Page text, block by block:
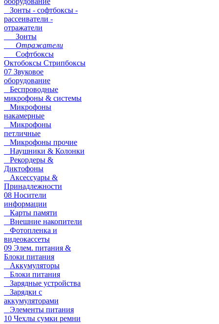
Зонты - софтбоксы -
рассеиватели -
отражатели
Зонты
Отражатели
Софтбоксы
Октобоксы Стрипбоксы
07 Звуковое
оборудование
Беспроводные
микрофоны & системы
Микрофоны
накамерные
Микрофоны
петличные
Микрофоны прочие
Наушники & Колонки
Рекордеры &
Диктофоны
Аксессуары &
Принадлежности
08 Носители
информации
Карты памяти
Внешние накопители
Фотопленка и
видеокассеты
09 Элем. питания &
Блоки питания
Аккумуляторы
Блоки питания
Зарядные устройства
Зарядки с
аккумуляторами
Элементы питания
10 Чехлы сумки ремни